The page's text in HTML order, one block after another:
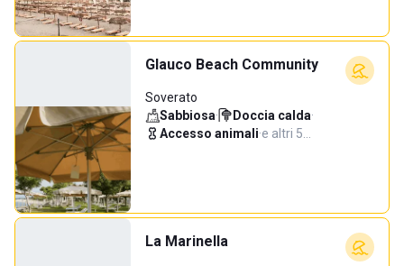
Glauco Beach Community
Soverato
Sabbiosa· Doccia calda·
Accesso animali·e altri 5…
La Marinella